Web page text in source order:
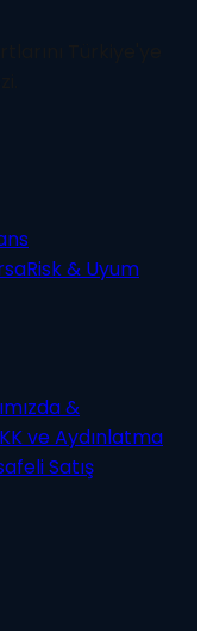
Risk & Uyum
&
ve Aydınlatma
Satış